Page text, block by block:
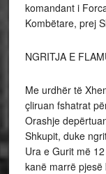
komandant i
Kombëtare, prej
NGRITJA E
Me urdhër të
çliruan fshatrat
Orashje
Shkupit, duke
Ura e Gurit më
kanë marrë